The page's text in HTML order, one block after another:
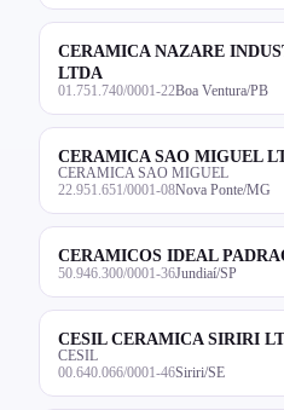
CERAMICA NAZARE
LTDA
01.751.740/0001-22Boa Ventura/PB
CERAMICA SAO MIGUEL
CERAMICA SAO MIGUEL
22.951.651/0001-08Nova Ponte/MG
CERAMICOS IDEAL
50.946.300/0001-36Jundiaí/SP
CESIL CERAMICA SIRIRI
CESIL
00.640.066/0001-46Siriri/SE